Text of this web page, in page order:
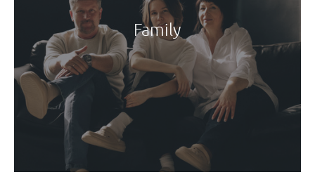
Family